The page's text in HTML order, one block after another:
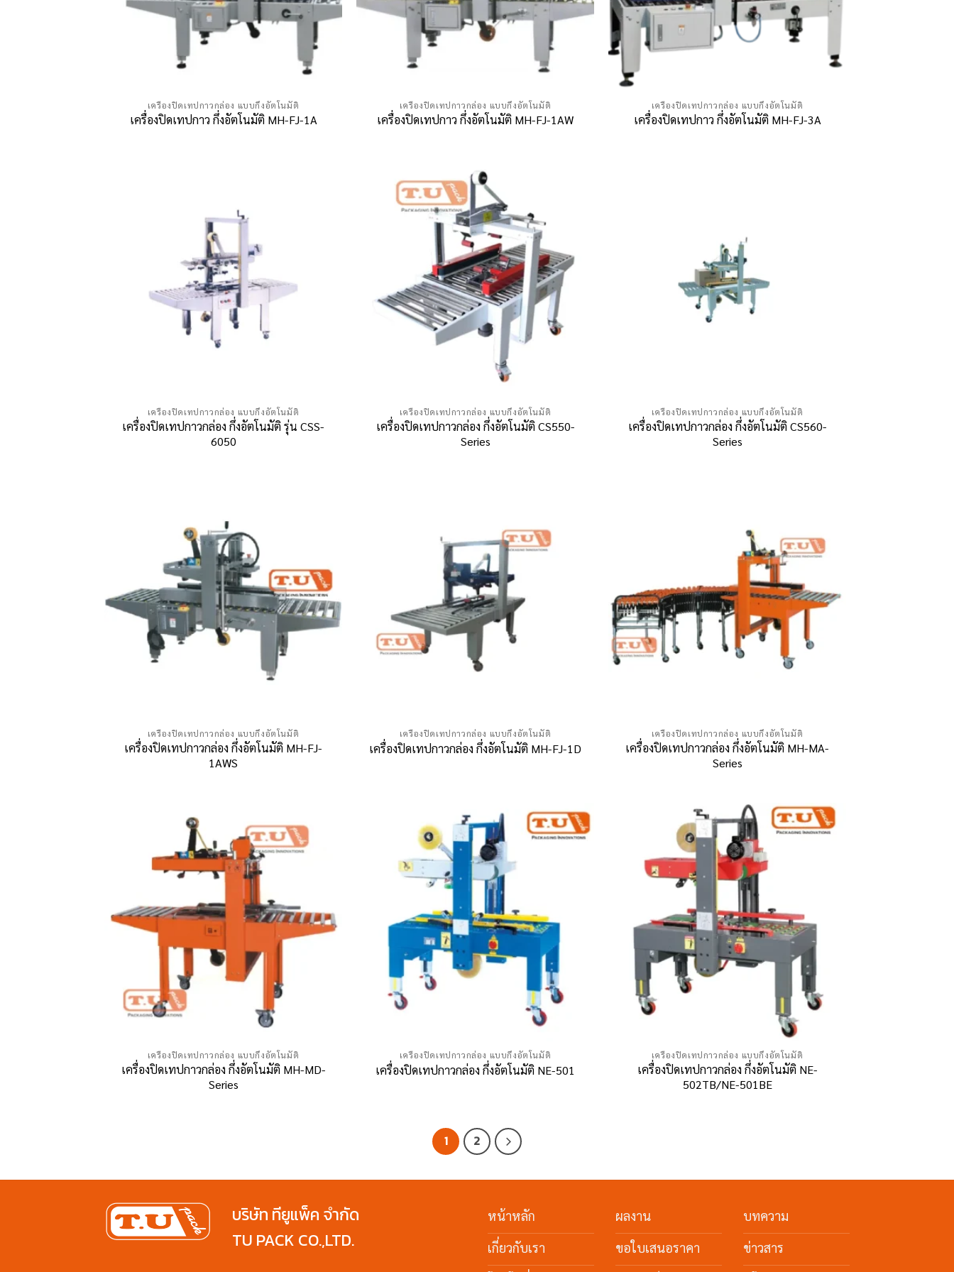
เครื่องปิดเทปกาวกล่อง แบบกึ่งอัตโนมัติ
เครื่องปิดเทปกาว กึ่งอัตโนมัติ MH-FJ-1A
เครื่องปิดเทปกาวกล่อง แบบกึ่งอัตโนมัติ
เครื่องปิดเทปกาว กึ่งอัตโนมัติ MH-FJ-1AW
เครื่องปิดเทปกาวกล่อง แบบกึ่งอัตโนมัติ
เครื่องปิดเทปกาว กึ่งอัตโนมัติ MH-FJ-3A
เครื่องปิดเทปกาวกล่อง แบบกึ่งอัตโนมัติ
เครื่องปิดเทปกาวกล่อง กึ่งอัตโนมัติ รุ่น CSS-
6050
เครื่องปิดเทปกาวกล่อง แบบกึ่งอัตโนมัติ
เครื่องปิดเทปกาวกล่อง กึ่งอัตโนมัติ CS550-
Series
เครื่องปิดเทปกาวกล่อง แบบกึ่งอัตโนมัติ
เครื่องปิดเทปกาวกล่อง กึ่งอัตโนมัติ CS560-
Series
เครื่องปิดเทปกาวกล่อง แบบกึ่งอัตโนมัติ
เครื่องปิดเทปกาวกล่อง กึ่งอัตโนมัติ MH-FJ-
1AWS
เครื่องปิดเทปกาวกล่อง แบบกึ่งอัตโนมัติ
เครื่องปิดเทปกาวกล่อง กึ่งอัตโนมัติ MH-FJ-1D
เครื่องปิดเทปกาวกล่อง แบบกึ่งอัตโนมัติ
เครื่องปิดเทปกาวกล่อง กึ่งอัตโนมัติ MH-MA-
Series
เครื่องปิดเทปกาวกล่อง แบบกึ่งอัตโนมัติ
เครื่องปิดเทปกาวกล่อง กึ่งอัตโนมัติ MH-MD-
Series
เครื่องปิดเทปกาวกล่อง แบบกึ่งอัตโนมัติ
เครื่องปิดเทปกาวกล่อง กึ่งอัตโนมัติ NE-501
เครื่องปิดเทปกาวกล่อง แบบกึ่งอัตโนมัติ
เครื่องปิดเทปกาวกล่อง กึ่งอัตโนมัติ NE-
502TB/NE-501BE
1 2
บริษัท ทียูแพ็ค จำกัด
TU PACK CO.,LTD.
หน้าหลัก
เกี่ยวกับเรา
ผลงาน
ขอใบเสนอราคา
บทความ
ข่าวสาร